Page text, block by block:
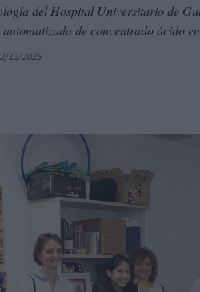
del Hospital Universitario de
automatizada de concentrado ácido
12/2025